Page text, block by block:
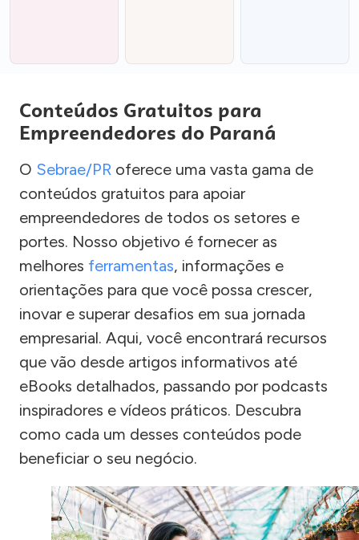
Conteúdos Gratuitos para
Empreendedores do Paraná
O Sebrae/PR oferece uma vasta gama de
conteúdos gratuitos para apoiar
empreendedores de todos os setores e
portes. Nosso objetivo é fornecer as
melhores ferramentas, informações e
orientações para que você possa crescer,
inovar e superar desafios em sua jornada
empresarial. Aqui, você encontrará recursos
que vão desde artigos informativos até
eBooks detalhados, passando por podcasts
inspiradores e vídeos práticos. Descubra
como cada um desses conteúdos pode
beneficiar o seu negócio.